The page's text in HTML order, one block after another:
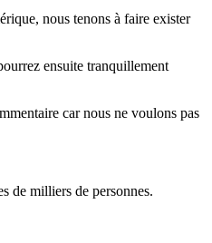
nous tenons à faire exister
ensuite tranquillement
car nous ne voulons pas
de milliers de personnes.